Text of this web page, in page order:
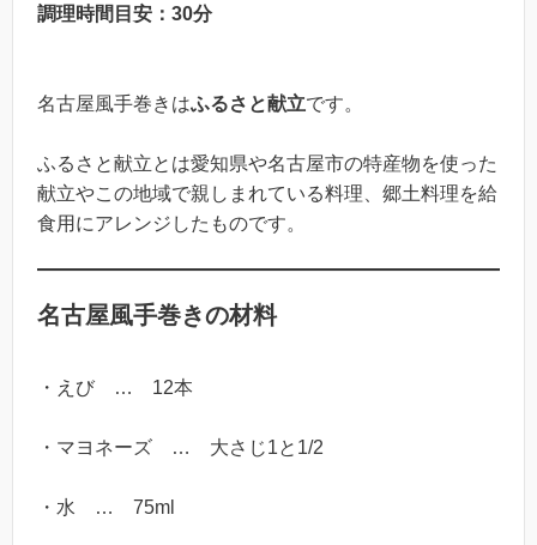
調理時間目安：30分
名古屋風手巻きはふるさと献立です。
ふるさと献立とは愛知県や名古屋市の特産物を使った
献立やこの地域で親しまれている料理、郷土料理を給
食用にアレンジしたものです。
名古屋風手巻きの材料
・えび … 12本
・マヨネーズ … 大さじ1と1/2
・水 … 75ml